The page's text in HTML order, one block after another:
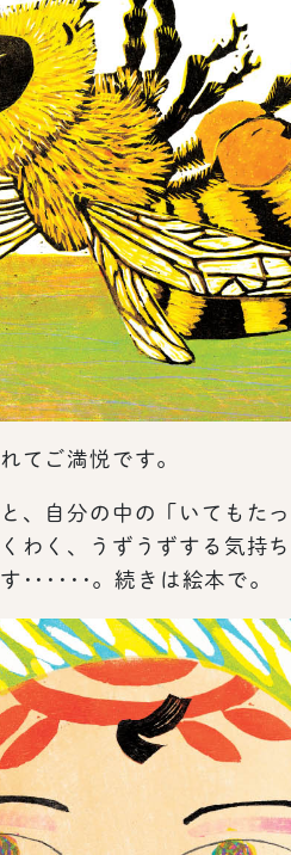
てご満悦です。
、自分の中の「いてもた
わく、うずうずする気持
･･････。続きは絵本で。